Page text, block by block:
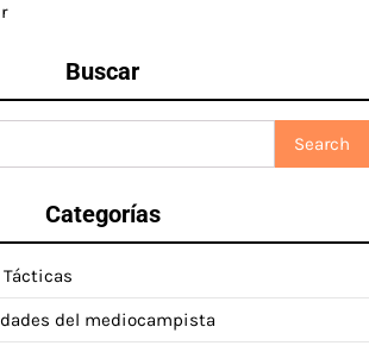
Buscar
Categorías
del mediocampista